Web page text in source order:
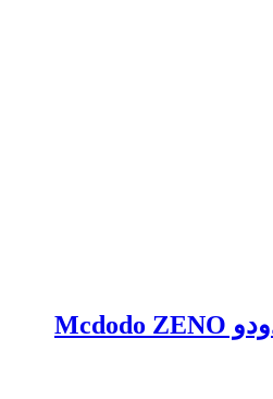
اسپیکر بلوتوثی مکدودو Mcdodo ZENO